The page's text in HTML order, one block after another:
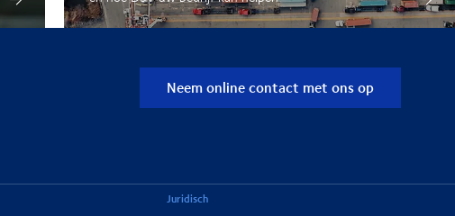
Neem online contact met ons op
Juridisch